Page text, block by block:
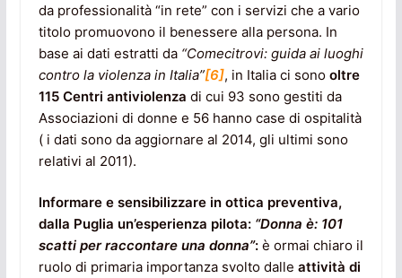
da professionalità “in rete” con i servizi che a vario
titolo promuovono il benessere alla persona. In
base ai dati estratti da “Comecitrovi: guida ai luoghi
contro la violenza in Italia”[6], in Italia ci sono oltre
115 Centri antiviolenza di cui 93 sono gestiti da
Associazioni di donne e 56 hanno case di ospitalità
( i dati sono da aggiornare al 2014, gli ultimi sono
relativi al 2011).
Informare e sensibilizzare in ottica preventiva,
dalla Puglia un’esperienza pilota: “Donna è: 101
scatti per raccontare una donna”:è ormai chiaro il
ruolo di primaria importanza svolto dalle attività di